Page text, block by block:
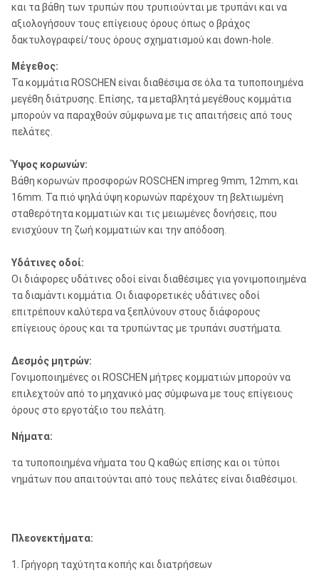
και τα βάθη των τρυπών που τρυπιούνται με τρυπάνι και να
αξιολογήσουν τους επίγειους όρους όπως ο βράχος
δακτυλογραφεί/τους όρους σχηματισμού και down-hole.
Μέγεθος:
Τα κομμάτια ROSCHEN είναι διαθέσιμα σε όλα τα τυποποιημένα
μεγέθη διάτρυσης. Επίσης, τα μεταβλητά μεγέθους κομμάτια
μπορούν να παραχθούν σύμφωνα με τις απαιτήσεις από τους
πελάτες.
Ύψος κορωνών:
Βάθη κορωνών προσφορών ROSCHEN impreg 9mm, 12mm, και
16mm. Τα πιό ψηλά ύψη κορωνών παρέχουν τη βελτιωμένη
σταθερότητα κομματιών και τις μειωμένες δονήσεις, που
ενισχύουν τη ζωή κομματιών και την απόδοση.
Υδάτινες οδοί:
Οι διάφορες υδάτινες οδοί είναι διαθέσιμες για γονιμοποιημένα
τα διαμάντι κομμάτια. Οι διαφορετικές υδάτινες οδοί
επιτρέπουν καλύτερα να ξεπλύνουν στους διάφορους
επίγειους όρους και τα τρυπώντας με τρυπάνι συστήματα.
Δεσμός μητρών:
Γονιμοποιημένες οι ROSCHEN μήτρες κομματιών μπορούν να
επιλεχτούν από το μηχανικό μας σύμφωνα με τους επίγειους
όρους στο εργοτάξιο του πελάτη.
Νήματα:
τα τυποποιημένα νήματα του Q καθώς επίσης και οι τύποι
νημάτων που απαιτούνται από τους πελάτες είναι διαθέσιμοι.
Πλεονεκτήματα:
1. Γρήγορη ταχύτητα κοπής και διατρήσεων